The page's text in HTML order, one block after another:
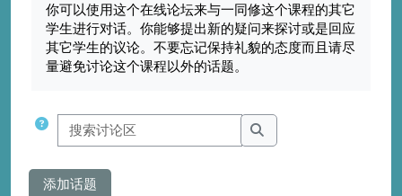
你可以使用这个在线论坛来与一同修这个课程的其它
学生进行对话。你能够提出新的疑问来探讨或是回应
其它学生的议论。不要忘记保持礼貌的态度而且请尽
量避免讨论这个课程以外的话题。
搜索讨论区
搜索讨论区
添加话题